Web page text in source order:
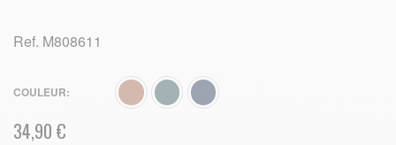
Ref. M808611
COULEUR
34,90 €